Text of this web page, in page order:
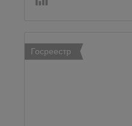
Госреестр